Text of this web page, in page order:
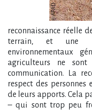
reconnaissance réelle
terrain, et une
environnementaux
agriculteurs ne
communication. La
respect des
de leurs apports. Cela
– qui sont trop peu